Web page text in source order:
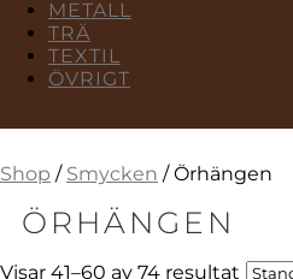
METALL
TRÄ
TEXTIL
ÖVRIGT
Shop / Smycken / Örhängen
ÖRHÄNGEN
Visar 41–60 av 74 resultat